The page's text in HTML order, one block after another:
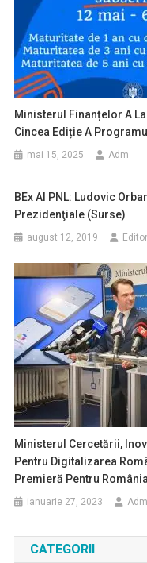
Ministerul Finanțelor A
Cincea Ediție A
mai 15, 2025 Adm
BEx Al PNL: Ludovic
Prezidenţiale (surse)
august 12, 2019 Editor
Ministerul Cercetării,
Pentru Digitalizarea
Premieră Pentru
ianuarie 27, 2023 Adm
CATEGORII